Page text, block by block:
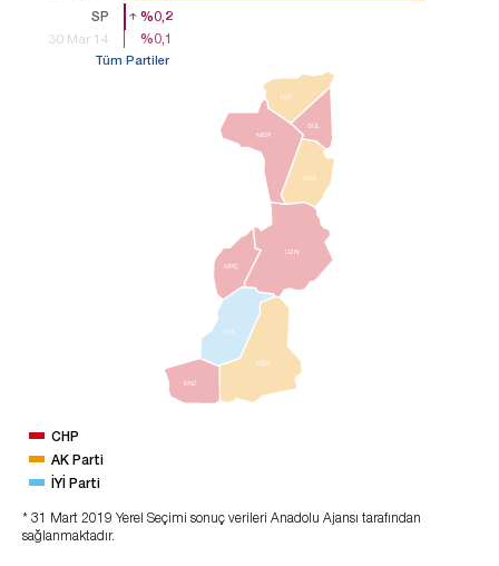
SP %0,2
%0,2
30 Mar 14 %0,1
%0,1
Tüm Partiler
MER
ENZ
HVS
İPS
KŞN
LLP
MRÇ
UZN
SÜL
CHP
AK Parti
İYİ Parti
* 31 Mart 2019 Yerel Seçimi sonuç verileri Anadolu Ajansı tarafından
sağlanmaktadır.